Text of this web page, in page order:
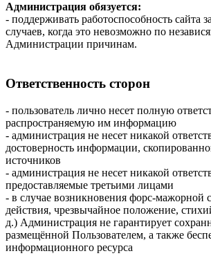
Администрация обязуется:
- поддерживать работоспособность сайта
случаев, когда это невозможно по
Администрации причинам.
Ответственность сторон
- пользователь лично несет полную
распространяемую им информацию
- администрация не несет никакой
достоверность информации,
источников
- администрация не несет никакой
предоставляемые третьими лицами
- в случае возникновения форс-мажорной
действия, чрезвычайное положение,
д.) Администрация не гарантирует
размещённой Пользователем, а также
информационного ресурса